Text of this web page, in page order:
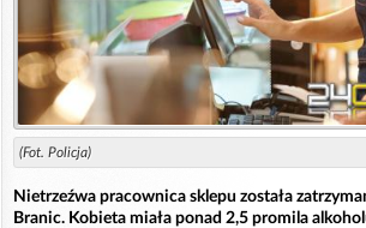
(Fot. Policja)
Nietrzeźwa pracownica sklepu została
Branic. Kobieta miała ponad 2,5 promila